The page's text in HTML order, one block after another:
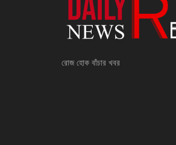
রোজ হোক বাঁচার খবর